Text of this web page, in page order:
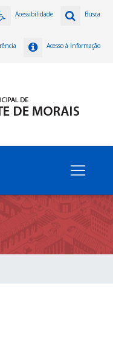
Busca
Acessibilidade
Acesso à Informação